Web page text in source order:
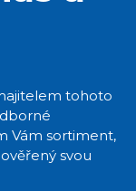
tohoto
Vám sortiment,
svou